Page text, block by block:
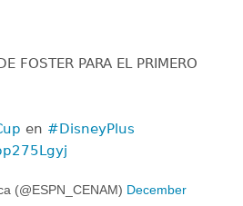
FOSTER PARA EL PRIMERO
en #DisneyPlus
(@ESPN_CENAM) December